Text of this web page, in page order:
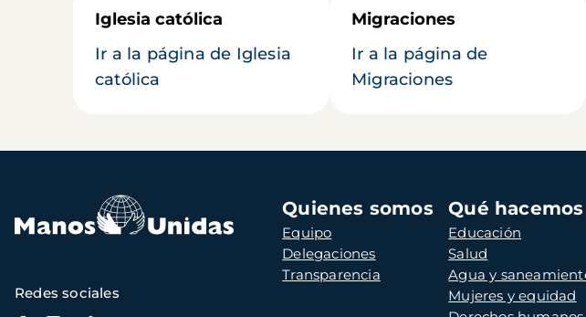
Iglesia católica
Ir a la página de Iglesia
católica
Migraciones
Ir a la página de
Migraciones
Navegación
principal
Quienes somos
Equipo
Delegaciones
Transparencia
Qué hacemos
Educación
Salud
Agua y
Mujeres y equidad
Redes sociales